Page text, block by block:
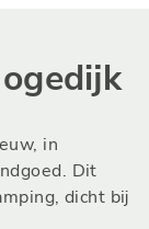
in
Dit
dicht bij